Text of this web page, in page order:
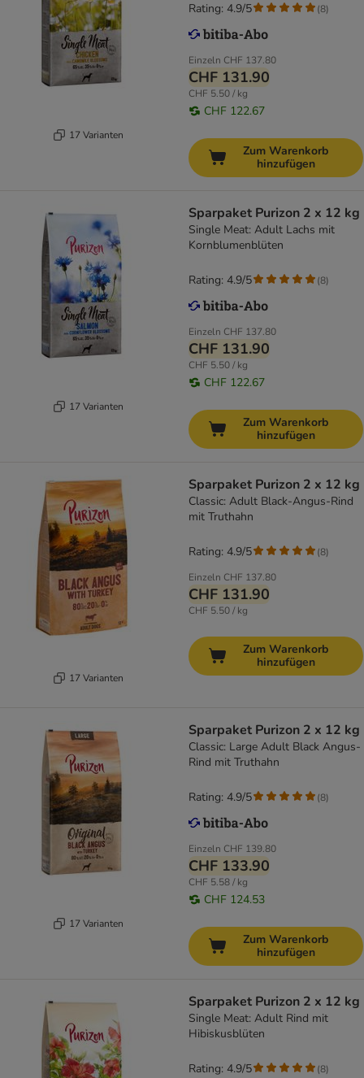
17 Varianten
Einzeln CHF 137.80
CHF 131.90
CHF 5.50 / kg
CHF 122.67
Rating: 4.9/5 (8)
Zum Warenkorb
hinzufügen
17 Varianten
Sparpaket Purizon 2 x 12 kg
Single Meat: Adult Lachs mit
Kornblumenblüten
Einzeln CHF 137.80
CHF 131.90
CHF 5.50 / kg
CHF 122.67
Rating: 4.9/5 (8)
Zum Warenkorb
hinzufügen
17 Varianten
Sparpaket Purizon 2 x 12 kg
Classic: Adult Black-Angus-Rind
mit Truthahn
Einzeln CHF 137.80
CHF 131.90
CHF 5.50 / kg
Rating: 4.9/5 (8)
Zum Warenkorb
hinzufügen
17 Varianten
Sparpaket Purizon 2 x 12 kg
Classic: Large Adult Black Angus-
Rind mit Truthahn
Einzeln CHF 139.80
CHF 133.90
CHF 5.58 / kg
CHF 124.53
Rating: 4.9/5 (8)
Zum Warenkorb
hinzufügen
Sparpaket Purizon 2 x 12 kg
Single Meat: Adult Rind mit
Hibiskusblüten
Rating: 4.9/5 (8)